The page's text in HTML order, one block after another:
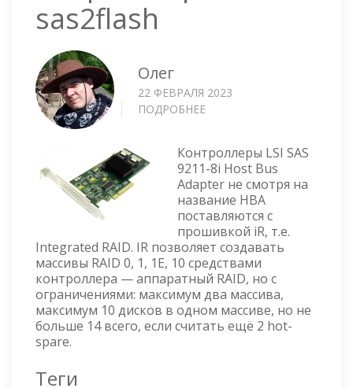
sas2flash
Олег
22 ФЕВРАЛЯ 2023
ПОДРОБНЕЕ
SAS
9211-
8I
HOST
BUS
ADAPTER
ЧЕРЕЗ
SAS2FLASH
Контроллеры LSI SAS
9211-8i Host Bus
Adapter не смотря на
название HBA
поставляются с
прошивкой iR, т.е.
Integrated RAID. IR позволяет создавать
массивы RAID 0, 1, 1E, 10 средствами
контроллера — аппаратный RAID, но с
ограничениями: максимум два массива,
максимум 10 дисков в одном массиве, но не
больше 14 всего, если считать ещё 2 hot-
spare.
Теги